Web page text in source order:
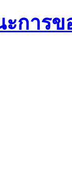
การ